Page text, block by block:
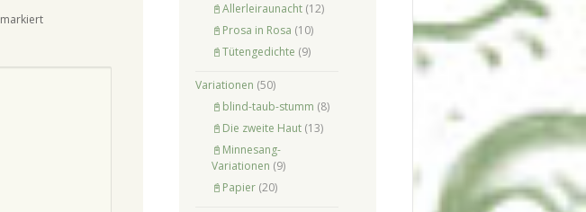
markiert
📓Allerleiraunacht(12)
📓Prosa in Rosa (10)
📓Tütengedichte (9)
Variationen (50)
📓blind-taub-stumm (8)
📓Die zweite Haut(13)
📓Minnesang-
Variationen (9)
📓Papier(20)